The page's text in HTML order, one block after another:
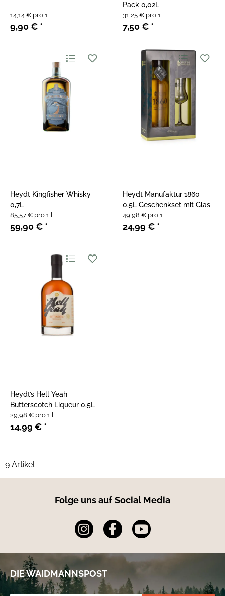
9,90 € *
14,14 € pro 1 l
Pack 0,02L
7,50 € *
31,25 € pro 1 l
Heydt Kingfisher Whisky
0,7L
59,90 € *
85,57 € pro 1 l
Heydt Manufaktur 1860
0,5L Geschenkset mit Glas
24,99 € *
49,98 € pro 1 l
Heydt’s Hell Yeah
Butterscotch Liqueur 0,5L
14,99 € *
29,98 € pro 1 l
9 Artikel
Folge uns auf Social Media
DIE WAIDMANNSPOST